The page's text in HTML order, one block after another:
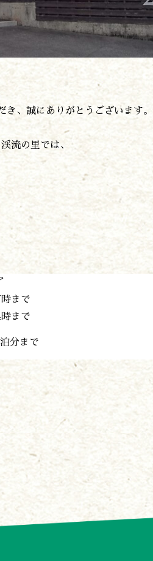
、誠にありがとうございます。
流の里では、
まで
まで
分まで
神楽情報
森の風の記憶
プライバシーポリシー
〒883-1301
TEL: 0982-65-0178